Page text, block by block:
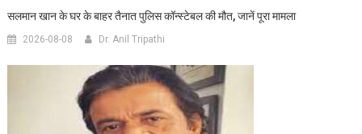
सलमान खान के घर के बाहर तैनात पुलिस कॉन्स्टेबल की मौत, जानें पूरा मामला
2026-08-08 Dr. Anil Tripathi